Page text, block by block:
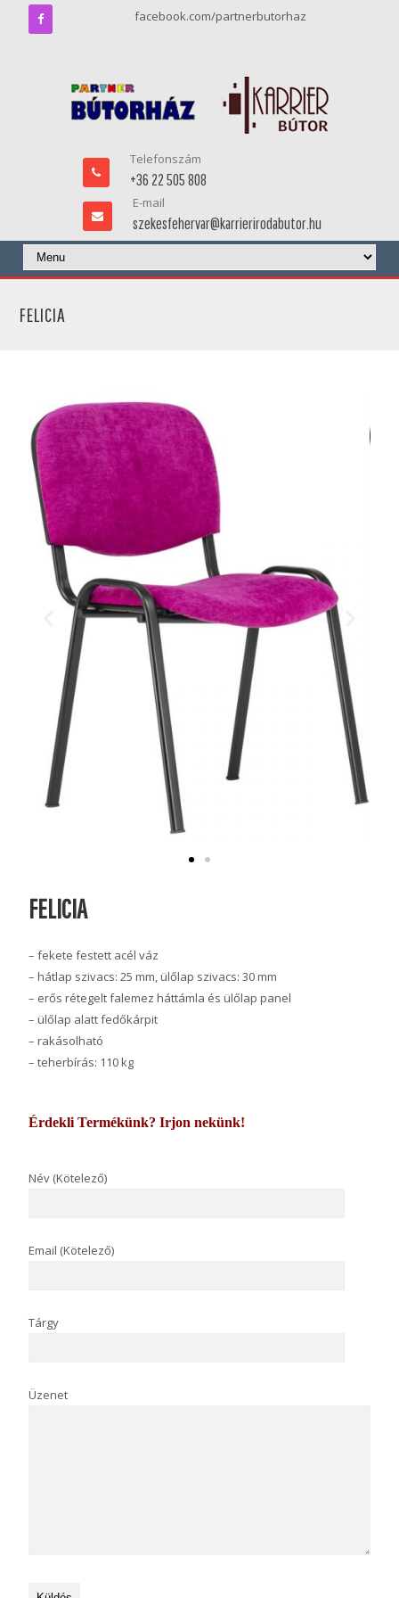
facebook.com/partnerbutorhaz
Telefonszám
+36 22 505 808
E-mail
szekesfehervar@karrierirodabutor.hu
FELICIA
FELICIA
– fekete festett acél váz
– hátlap szivacs: 25 mm, ülőlap szivacs: 30 mm
– erős rétegelt falemez háttámla és ülőlap panel
– ülőlap alatt fedőkárpit
– rakásolható
– teherbírás: 110 kg
Érdekli Termékünk? Irjon nekünk!
Név (Kötelező)
Email (Kötelező)
Tárgy
Üzenet